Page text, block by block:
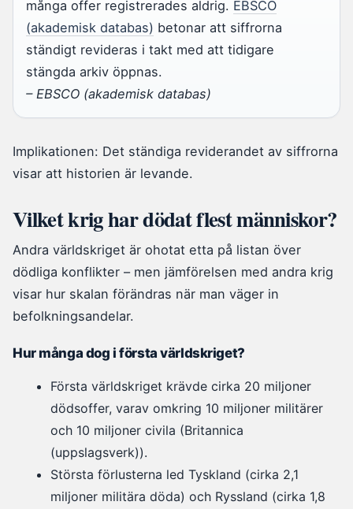
många offer registrerades aldrig. EBSCO
(akademisk databas) betonar att siffrorna
ständigt revideras i takt med att tidigare
stängda arkiv öppnas.
– EBSCO (akademisk databas)
Implikationen: Det ständiga reviderandet av siffrorna
visar att historien är levande.
Vilket krig har dödat flest människor?
Andra världskriget är ohotat etta på listan över
dödliga konflikter – men jämförelsen med andra krig
visar hur skalan förändras när man väger in
befolkningsandelar.
Hur många dog i första världskriget?
Första världskriget krävde cirka 20 miljoner
dödsoffer, varav omkring 10 miljoner militärer
och 10 miljoner civila (Britannica
(uppslagsverk)).
Största förlusterna led Tyskland (cirka 2,1
miljoner militära döda) och Ryssland (cirka 1,8